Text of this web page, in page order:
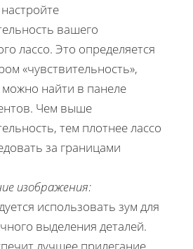
вашего
лассо. Это определяется
«чувствительность»,
найти в панеле
Чем выше
тем плотнее лассо
за границами
изображения:
использовать зум для
выделения деталей.
лучшее прилегание